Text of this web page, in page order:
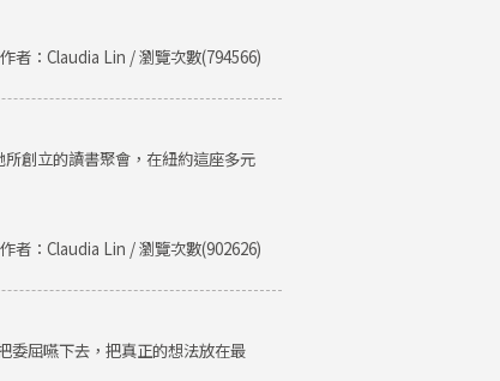
作者：Claudia Lin / 瀏覽次數(794566)
創立的讀書聚會，在紐約這座多元
作者：Claudia Lin / 瀏覽次數(902626)
委屈嚥下去，把真正的想法放在最